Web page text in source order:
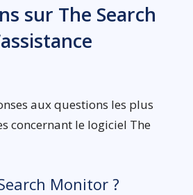
sur The Search
aux questions les plus
concernant le logiciel The
Monitor ?